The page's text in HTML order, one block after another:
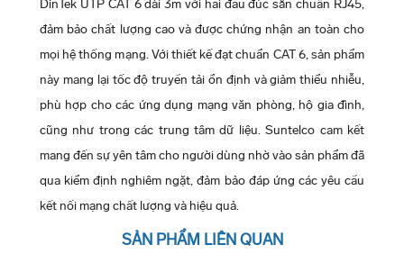
DinTek UTP CAT 6 dài 3m với hai đầu đúc sẵn chuẩn RJ45,
đảm bảo chất lượng cao và được chứng nhận an toàn cho
mọi hệ thống mạng. Với thiết kế đạt chuẩn CAT 6, sản phẩm
này mang lại tốc độ truyền tải ổn định và giảm thiểu nhiễu,
phù hợp cho các ứng dụng mạng văn phòng, hộ gia đình,
cũng như trong các trung tâm dữ liệu. Suntelco cam kết
mang đến sự yên tâm cho người dùng nhờ vào sản phẩm đã
qua kiểm định nghiêm ngặt, đảm bảo đáp ứng các yêu cầu
kết nối mạng chất lượng và hiệu quả.
Dây nhảy mạng Patch Cord DinTek 1201-04176 UTP CAT 6
3m là giải pháp lý tưởng cho kết nối mạng tốc độ cao. Dây
5 Người đánh giáSẢN PHẨM LIÊN QUAN